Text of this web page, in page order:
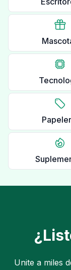
Unite a miles